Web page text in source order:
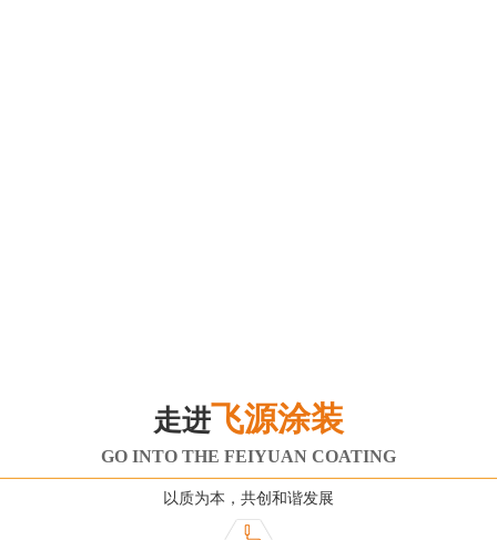
走进飞源涂装
GO INTO THE FEIYUAN COATING
以质为本，共创和谐发展